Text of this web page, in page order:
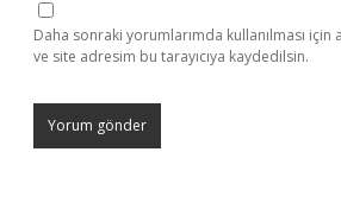
Daha sonraki yorumlarımda kullanılması için
ve site adresim bu tarayıcıya kaydedilsin.